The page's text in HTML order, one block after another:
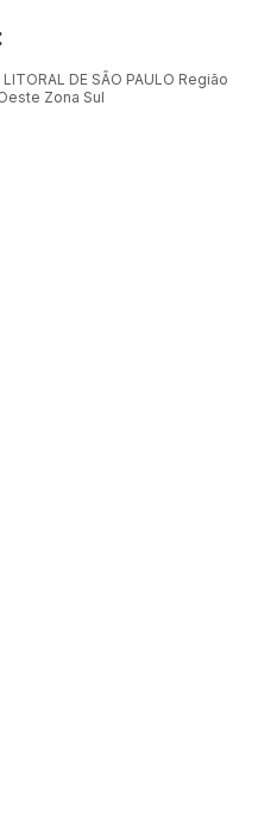
LITORAL DE SÃO PAULO Região
Zona Sul